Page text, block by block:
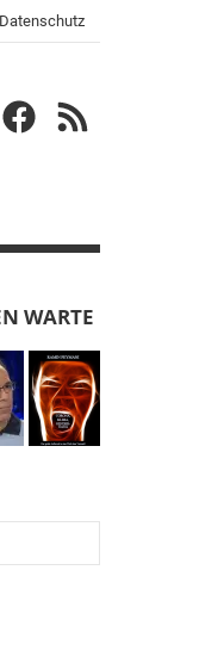
Datenschutz
Facebook
RSS
WARTE